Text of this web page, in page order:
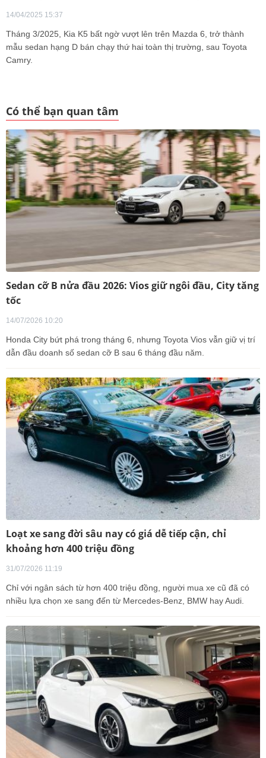
14/04/2025 15:37
Tháng 3/2025, Kia K5 bất ngờ vượt lên trên Mazda 6, trở thành
mẫu sedan hạng D bán chạy thứ hai toàn thị trường, sau Toyota
Camry.
Có thể bạn quan tâm
Sedan cỡ B nửa đầu 2026: Vios giữ ngôi đầu, City tăng
tốc
14/07/2026 10:20
Honda City bứt phá trong tháng 6, nhưng Toyota Vios vẫn giữ vị trí
dẫn đầu doanh số sedan cỡ B sau 6 tháng đầu năm.
Loạt xe sang đời sâu nay có giá dễ tiếp cận, chỉ
khoảng hơn 400 triệu đồng
31/07/2026 11:19
Chỉ với ngân sách từ hơn 400 triệu đồng, người mua xe cũ đã có
nhiều lựa chọn xe sang đến từ Mercedes-Benz, BMW hay Audi.